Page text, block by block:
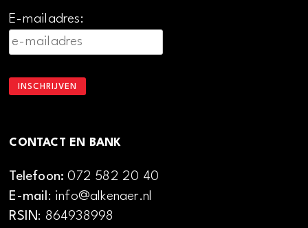
E-mailadres:
CONTACT EN BANK
Telefoon:072 582 20 40
E-mail: info@alkenaer.nl
RSIN: 864938998